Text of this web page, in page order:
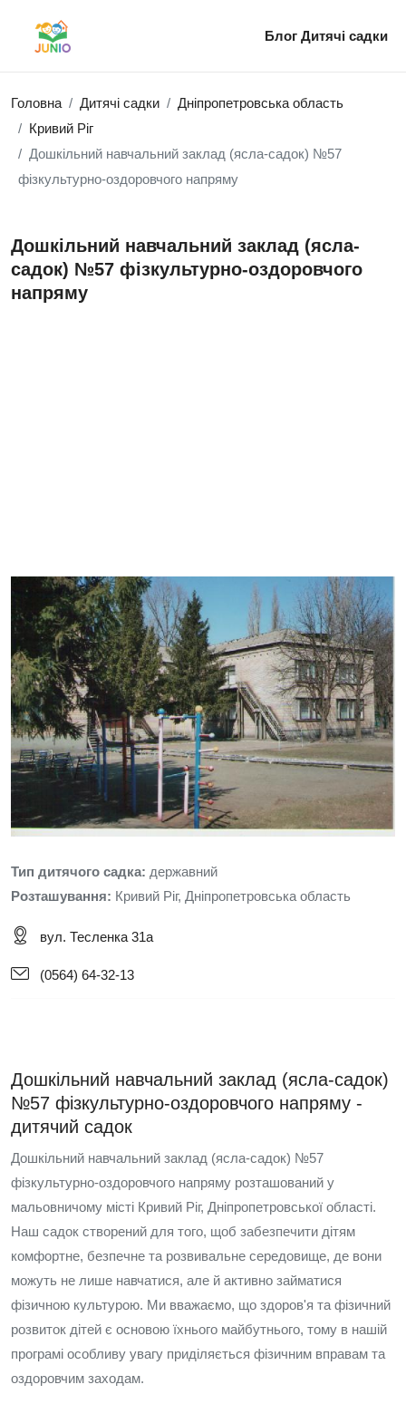
Блог Дитячі садки
Головна Дитячі садки
Дніпропетровська область
Кривий Ріг
Дошкільний навчальний заклад (ясла-садок) №57
фізкультурно-оздоровчого напряму
Дошкільний навчальний заклад (ясла-
садок) №57 фізкультурно-оздоровчого
напряму
Тип дитячого садка: державний
Розташування: Кривий Ріг, Дніпропетровська область
вул. Тесленка 31а
(0564) 64-32-13
Дошкільний навчальний заклад (ясла-садок)
№57 фізкультурно-оздоровчого напряму -
дитячий садок
Дошкільний навчальний заклад (ясла-садок) №57
фізкультурно-оздоровчого напряму розташований у
мальовничому місті Кривий Ріг, Дніпропетровської області.
Наш садок створений для того, щоб забезпечити дітям
комфортне, безпечне та розвивальне середовище, де вони
можуть не лише навчатися, але й активно займатися
фізичною культурою. Ми вважаємо, що здоров'я та фізичний
розвиток дітей є основою їхнього майбутнього, тому в нашій
програмі особливу увагу приділяється фізичним вправам та
оздоровчим заходам.